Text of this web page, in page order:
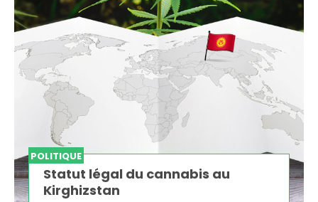
POLITIQUE
Statut légal du cannabis au
Kirghizstan